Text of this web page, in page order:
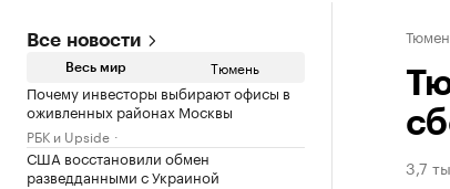
Все новости
Весь мир Тюмень
Почему инвесторы выбирают офисы в
оживленных районах Москвы
РБК и Upside
США восстановили обмен
разведданными с Украиной
3,7